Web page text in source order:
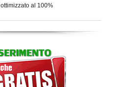
ottimizzato al 100%